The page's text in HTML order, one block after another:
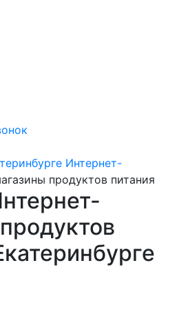
Интернет-
продуктов питания